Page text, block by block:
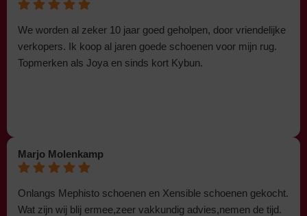
We worden al zeker 10 jaar goed geholpen, door vriendelijke
verkopers. Ik koop al jaren goede schoenen voor mijn rug.
Topmerken als Joya en sinds kort Kybun.
Marjo Molenkamp
Onlangs Mephisto schoenen en Xensible schoenen gekocht.
Wat zijn wij blij ermee,zeer vakkundig advies,nemen de tijd.